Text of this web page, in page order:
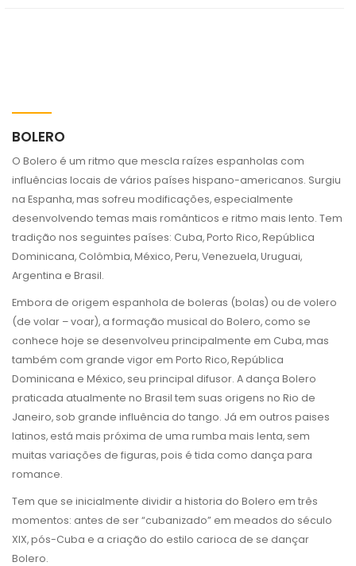
BOLERO
O Bolero é um ritmo que mescla raízes espanholas com
influências locais de vários países hispano-americanos. Surgiu
na Espanha, mas sofreu modificações, especialmente
desenvolvendo temas mais românticos e ritmo mais lento. Tem
tradição nos seguintes países: Cuba, Porto Rico, República
Dominicana, Colômbia, México, Peru, Venezuela, Uruguai,
Argentina e Brasil.
Embora de origem espanhola de boleras (bolas) ou de volero
(de volar – voar), a formação musical do Bolero, como se
conhece hoje se desenvolveu principalmente em Cuba, mas
também com grande vigor em Porto Rico, República
Dominicana e México, seu principal difusor. A dança Bolero
praticada atualmente no Brasil tem suas origens no Rio de
Janeiro, sob grande influência do tango. Já em outros paises
latinos, está mais próxima de uma rumba mais lenta, sem
muitas variações de figuras, pois é tida como dança para
romance.
Tem que se inicialmente dividir a historia do Bolero em três
momentos: antes de ser “cubanizado” em meados do século
XIX, pós-Cuba e a criação do estilo carioca de se dançar
Bolero.